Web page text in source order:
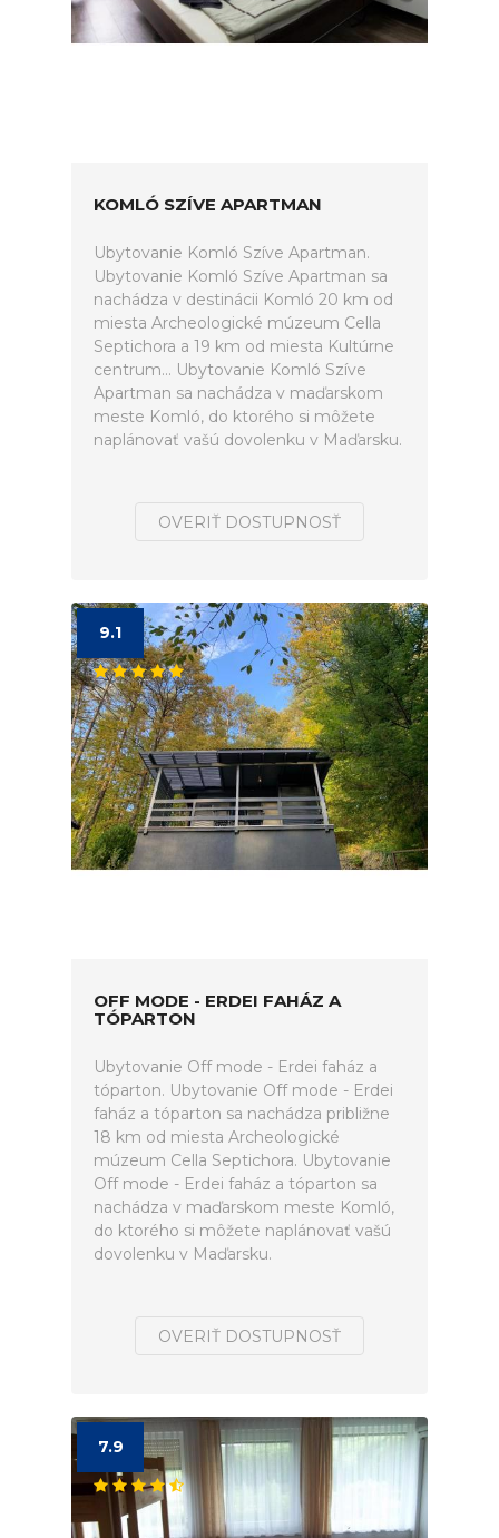
KOMLÓ SZÍVE APARTMAN
Ubytovanie Komló Szíve Apartman.
Ubytovanie Komló Szíve Apartman sa
nachádza v destinácii Komló 20 km od
miesta Archeologické múzeum Cella
Septichora a 19 km od miesta Kultúrne
centrum... Ubytovanie Komló Szíve
Apartman sa nachádza v maďarskom
meste Komló, do ktorého si môžete
naplánovať vašú dovolenku v Maďarsku.
OVERIŤ DOSTUPNOSŤ
9.1
OFF MODE - ERDEI FAHÁZ A
TÓPARTON
Ubytovanie Off mode - Erdei faház a
tóparton. Ubytovanie Off mode - Erdei
faház a tóparton sa nachádza približne
18 km od miesta Archeologické
múzeum Cella Septichora. Ubytovanie
Off mode - Erdei faház a tóparton sa
nachádza v maďarskom meste Komló,
do ktorého si môžete naplánovať vašú
dovolenku v Maďarsku.
OVERIŤ DOSTUPNOSŤ
7.9